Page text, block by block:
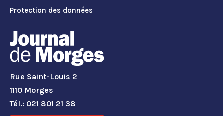
Protection des données
Rue Saint-Louis 2
1110 Morges
Tél.: 021 801 21 38